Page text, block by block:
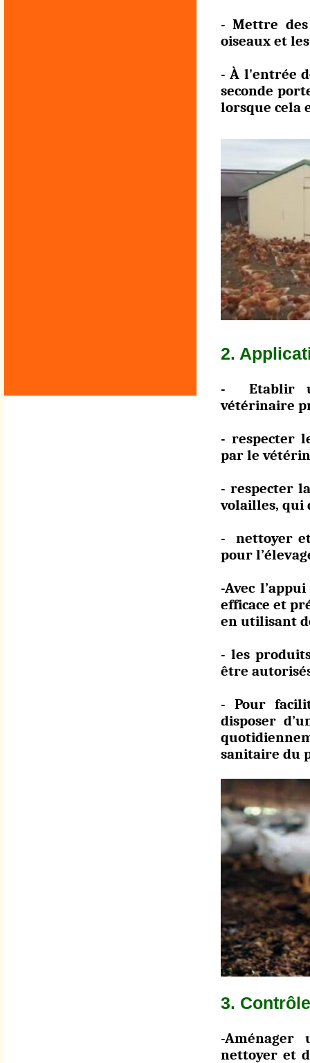
- Mettre
oiseaux et
- À l'entrée
seconde
lorsque cela
2.
- Etablir
vétérinaire
- respecter
par le
- respecter
volailles, qui
- nettoyer
pour
-Avec
efficace et
en utilisant
- les
être
- Pour
disposer
sanitaire du
3.
-Aménager
nettoyer et